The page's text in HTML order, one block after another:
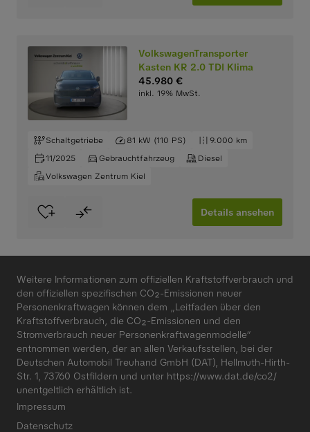
VolkswagenTransporter
Kasten KR 2.0 TDI Klima
45.980 €
inkl. 19% MwSt.
Schaltgetriebe 81 kW (110 PS)
9.000 km
11/2025
Gebrauchtfahrzeug
Diesel
Volkswagen Zentrum Kiel
Details ansehen
Impressum
Datenschutz
Weitere Informationen zum offiziellen Kraftstoffverbrauch und
den offiziellen spezifischen CO₂-Emissionen neuer
Personenkraftwagen können dem „Leitfaden über den
Kraftstoffverbrauch, die CO₂-Emissionen und den
Stromverbrauch neuer Personenkraftwagenmodelle“
entnommen werden, der an allen Verkaufsstellen, bei der
Deutschen Automobil Treuhand GmbH (DAT), Hellmuth-Hirth-
Str. 1, 73760 Ostfildern und unter https://www.dat.de/co2/
unentgeltlich erhältlich ist.